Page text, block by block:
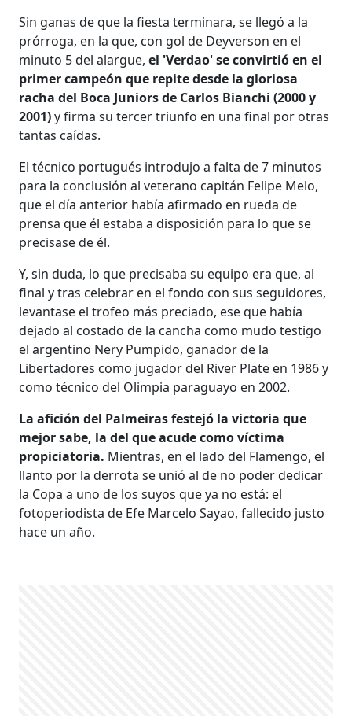
Sin ganas de que la fiesta terminara, se llegó a la
prórroga, en la que, con gol de Deyverson en el
minuto 5 del alargue,el 'Verdao' se convirtió en el
primer campeón que repite desde la gloriosa
racha del Boca Juniors de Carlos Bianchi (2000 y
2001)y firma su tercer triunfo en una final por otras
tantas caídas.
El técnico portugués introdujo a falta de 7 minutos
para la conclusión al veterano capitán Felipe Melo,
que el día anterior había afirmado en rueda de
prensa que él estaba a disposición para lo que se
precisase de él.
Y, sin duda, lo que precisaba su equipo era que, al
final y tras celebrar en el fondo con sus seguidores,
levantase el trofeo más preciado, ese que había
dejado al costado de la cancha como mudo testigo
el argentino Nery Pumpido, ganador de la
Libertadores como jugador del River Plate en 1986 y
como técnico del Olimpia paraguayo en 2002.
La afición del Palmeiras festejó la victoria que
mejor sabe, la del que acude como víctima
propiciatoria. Mientras, en el lado del Flamengo, el
llanto por la derrota se unió al de no poder dedicar
la Copa a uno de los suyos que ya no está: el
fotoperiodista de Efe Marcelo Sayao, fallecido justo
hace un año.